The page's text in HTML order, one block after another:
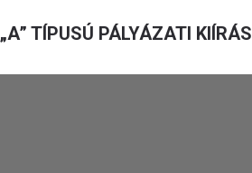
„A” TÍPUSÚ PÁLYÁZATI KIÍRÁS